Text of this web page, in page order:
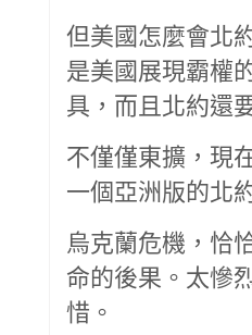
但美國怎麼會北
是美國展現霸權
具，而且北約還
不僅僅東擴，現
一個亞洲版的北
烏克蘭危機，恰
命的後果。太慘
惜。